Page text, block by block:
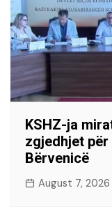
KSHZ-ja
zgjedhjet
Bërvenicë
August 7, 2026